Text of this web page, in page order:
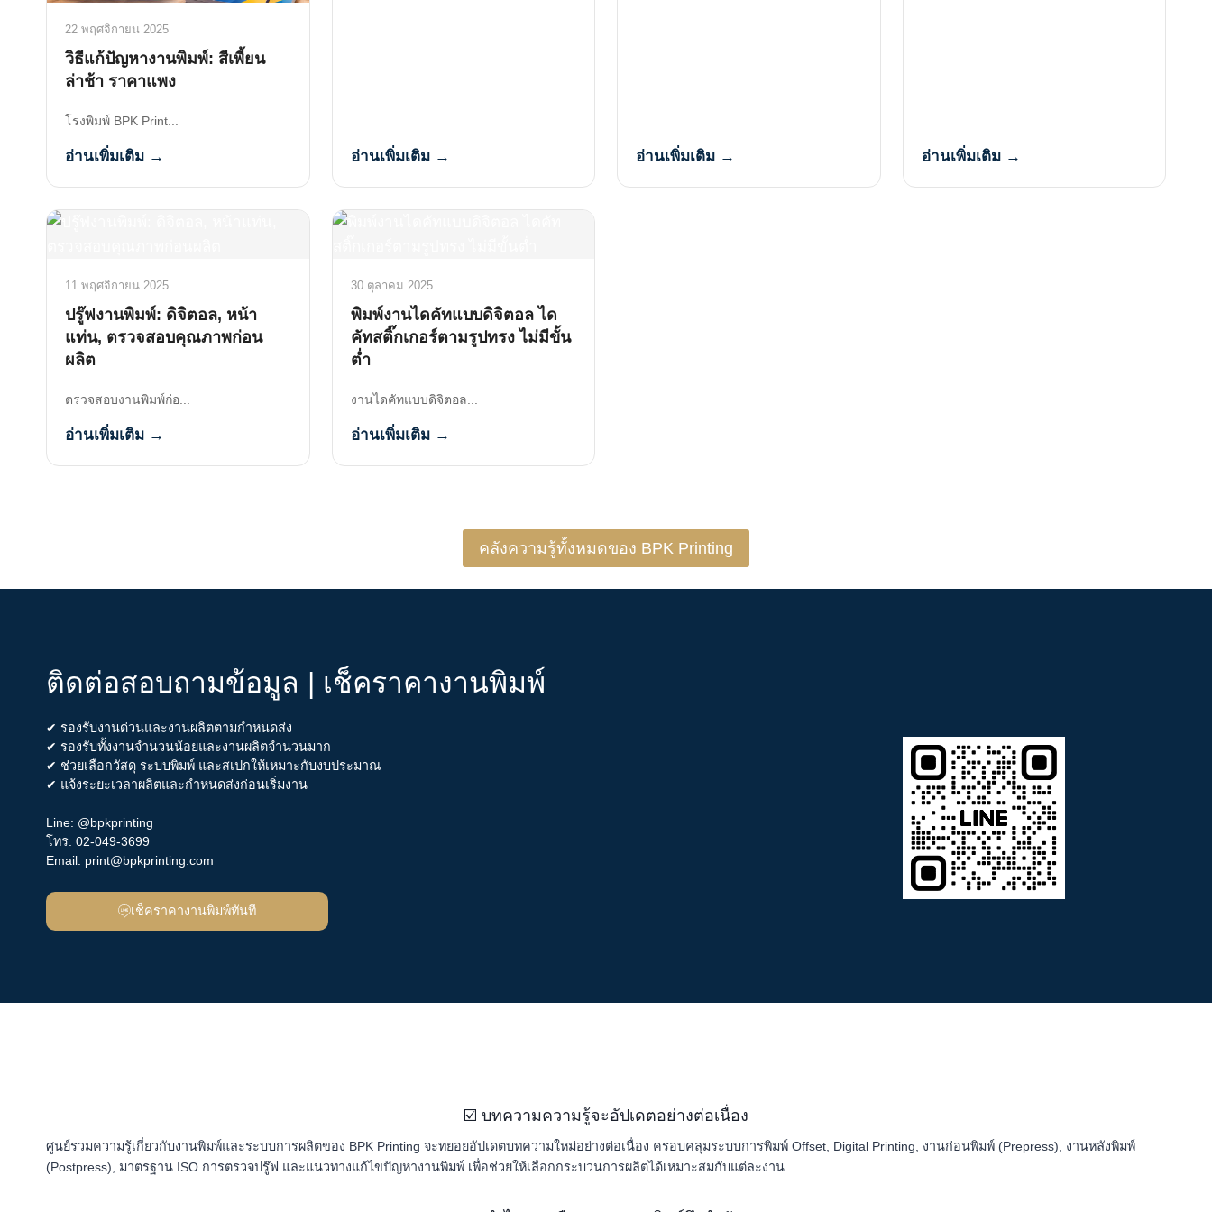
22 พฤศจิกายน 2025
วิธีแก้ปัญหางานพิมพ์: สีเพี้ยน
ล่าช้า ราคาแพง
โรงพิมพ์ BPK Print...
อ่านเพิ่มเติม → อ่านเพิ่มเติม → อ่านเพิ่มเติม → อ่านเพิ่มเติม →
11 พฤศจิกายน 2025
ปรู๊ฟงานพิมพ์: ดิจิตอล, หน้า
แท่น, ตรวจสอบคุณภาพก่อน
ผลิต
ตรวจสอบงานพิมพ์ก่อ...
อ่านเพิ่มเติม →
30 ตุลาคม 2025
พิมพ์งานไดคัทแบบดิจิตอล ได
คัทสติ๊กเกอร์ตามรูปทรง ไม่มีขั้น
ต่ำ
งานไดคัทแบบดิจิตอล...
อ่านเพิ่มเติม →
คลังความรู้ทั้งหมดของ BPK Printing
ติดต่อสอบถามข้อมูล | เช็คราคางานพิมพ์
✔ รองรับงานด่วนและงานผลิตตามกำหนดส่ง
✔ รองรับทั้งงานจำนวนน้อยและงานผลิตจำนวนมาก
✔ ช่วยเลือกวัสดุ ระบบพิมพ์ และสเปกให้เหมาะกับงบประมาณ
✔ แจ้งระยะเวลาผลิตและกำหนดส่งก่อนเริ่มงาน
Line: @bpkprinting
โทร: 02-049-3699
Email: print@bpkprinting.com
เช็คราคางานพิมพ์ทันที
☑️ บทความความรู้จะอัปเดตอย่างต่อเนื่อง
ศูนย์รวมความรู้เกี่ยวกับงานพิมพ์และระบบการผลิตของ BPK Printing จะทยอยอัปเดตบทความใหม่อย่างต่อเนื่อง ครอบคลุมระบบการพิมพ์ Offset, Digital Printing, งานก่อนพิมพ์ (Prepress), งานหลังพิมพ์
(Postpress), มาตรฐาน ISO การตรวจปรู๊ฟ และแนวทางแก้ไขปัญหางานพิมพ์ เพื่อช่วยให้เลือกกระบวนการผลิตได้เหมาะสมกับแต่ละงาน